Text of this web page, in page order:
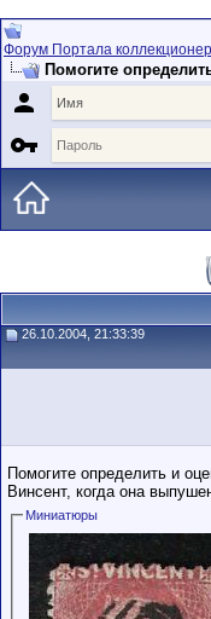
Форум Портала
Помогите


26.10.2004, 21:33:39
Помогите определить и
Винсент, когда она
Миниатюры